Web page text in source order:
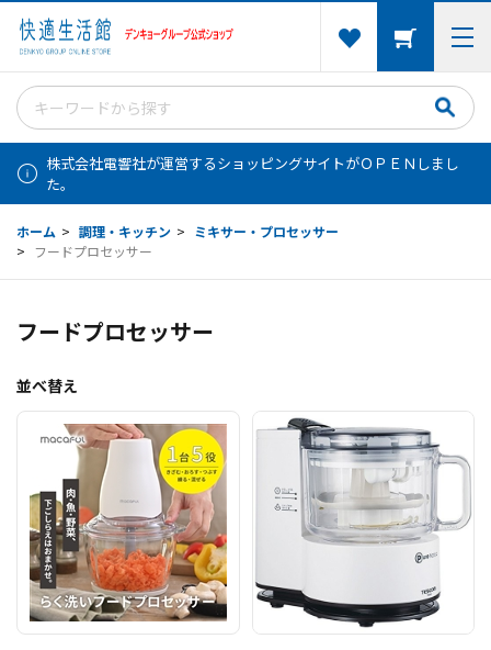
株式会社電響社が運営するショッピングサイトがＯＰＥＮしまし
た。
ホーム > 調理・キッチン > ミキサー・プロセッサー
> フードプロセッサー
フードプロセッサー
並べ替え